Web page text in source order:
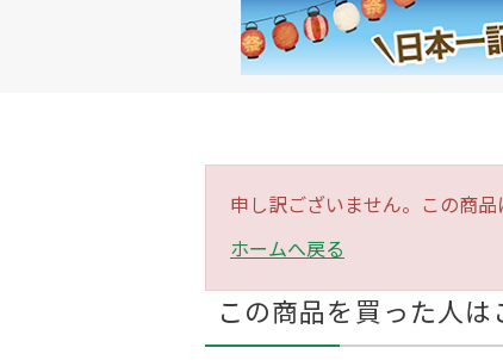
申し訳ございません。この商品
ホームへ戻る
この商品を買った人